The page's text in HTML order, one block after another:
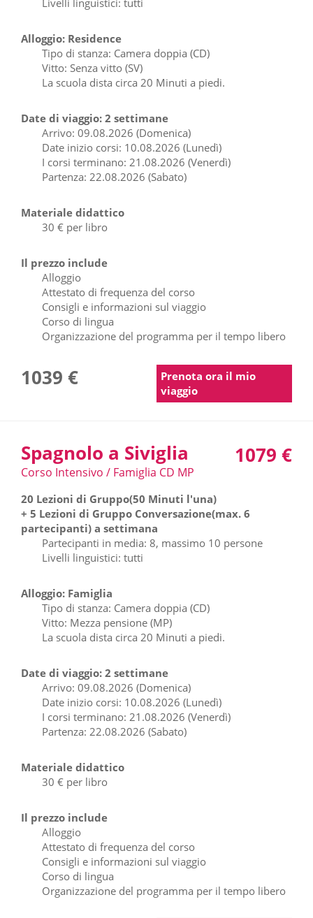
Alloggio: Residence
Tipo di stanza: Camera doppia (CD)
Vitto: Senza vitto (SV)
La scuola dista circa 20 Minuti a piedi.
Date di viaggio: 2 settimane
Arrivo: 09.08.2026 (Domenica)
Date inizio corsi: 10.08.2026 (Lunedì)
I corsi terminano: 21.08.2026 (Venerdì)
Partenza: 22.08.2026 (Sabato)
Materiale didattico
30 € per libro
Il prezzo include
Alloggio
Attestato di frequenza del corso
Consigli e informazioni sul viaggio
Corso di lingua
Organizzazione del programma per il tempo libero
1039 €
Prenota ora il mio
viaggio
Spagnolo a Siviglia
Corso Intensivo / Famiglia CD MP
1079 €
20 Lezioni di Gruppo(50 Minuti l'una)
+ 5 Lezioni di Gruppo Conversazione(max. 6
partecipanti) a settimana
Partecipanti in media: 8, massimo 10 persone
Livelli linguistici: tutti
Alloggio: Famiglia
Tipo di stanza: Camera doppia (CD)
Vitto: Mezza pensione (MP)
La scuola dista circa 20 Minuti a piedi.
Date di viaggio: 2 settimane
Arrivo: 09.08.2026 (Domenica)
Date inizio corsi: 10.08.2026 (Lunedì)
I corsi terminano: 21.08.2026 (Venerdì)
Partenza: 22.08.2026 (Sabato)
Materiale didattico
30 € per libro
Il prezzo include
Alloggio
Attestato di frequenza del corso
Consigli e informazioni sul viaggio
Corso di lingua
Organizzazione del programma per il tempo libero